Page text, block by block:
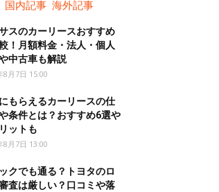
国内記事 海外記事
スのカーリースおすすめ
！月額料金・法人・個人
中古車も解説
8月7日 15:00
もらえるカーリースの仕
条件とは？おすすめ6選や
ットも
8月7日 13:00
クでも通る？トヨタのロ
査は厳しい？口コミや落